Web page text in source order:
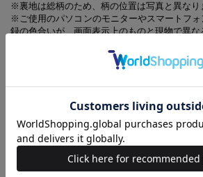
※裏地は総柄のため、柄の位置は写真と異なり
※ご使用のパソコンのモニターやスマートフ
録の色合いが、画面表示上のものと現物で異
※『素敵なあの人』10月号とは表紙、付録
10月号増刊の付録に関するお問い合わせ先
【素敵なあの人10月号増刊 付録対応事務局】
0120-797-161
受付時間／10:00～17:00
（土・日・祝日を除く)